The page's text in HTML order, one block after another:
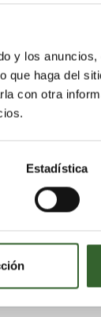
y los
que haga del
con otra
Estadística